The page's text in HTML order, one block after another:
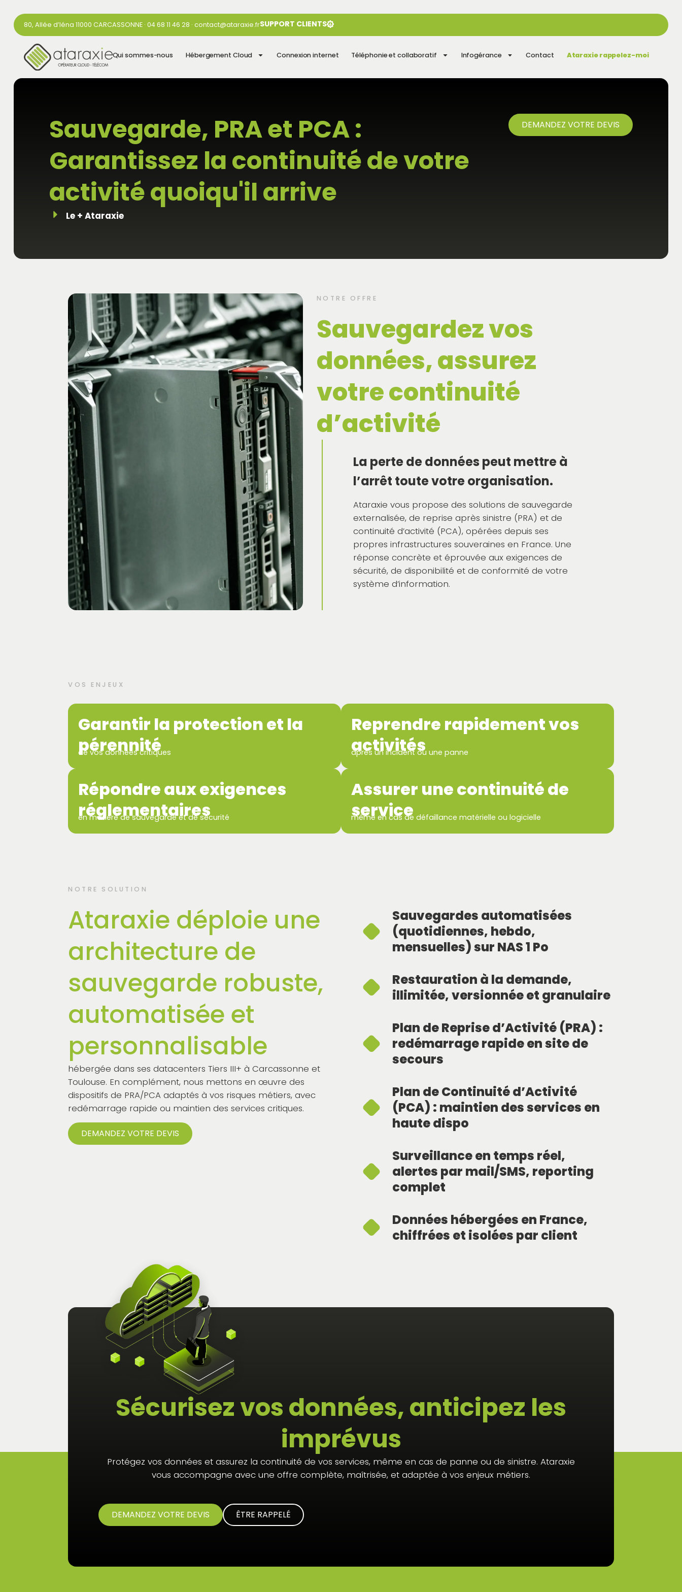
80, Allée d’Iéna 11000 CARCASSONNE · 04 68 11 46 28 · contact@ataraxie.frSUPPORT CLIENTS
Qui sommes-nous Hébergement Cloud Connexion internet Téléphonie et collaboratif Infogérance Contact Ataraxie rappelez-moi
Sauvegarde, PRA et PCA :
Garantissez la continuité de votre
activité quoiqu'il arrive
Le + Ataraxie
DEMANDEZ VOTRE DEVIS
NOTRE OFFRE
Sauvegardez vos
données, assurez
votre continuité
d’activité
La perte de données peut mettre à
l’arrêt toute votre organisation.
Ataraxie vous propose des solutions de sauvegarde
externalisée, de reprise après sinistre (PRA) et de
continuité d’activité (PCA), opérées depuis ses
propres infrastructures souveraines en France. Une
réponse concrète et éprouvée aux exigences de
sécurité, de disponibilité et de conformité de votre
système d’information.
VOS ENJEUX
Garantir la protection et la
pérennité
de vos données critiques
Reprendre rapidement vos
activités
après un incident ou une panne
Répondre aux exigences
réglementaires
en matière de sauvegarde et de sécurité
Assurer une continuité de
service
même en cas de défaillance matérielle ou logicielle
NOTRE SOLUTION
Ataraxie déploie une
architecture de
sauvegarde robuste,
automatisée et
personnalisable
hébergée dans ses datacenters Tiers III+ à Carcassonne et
Toulouse. En complément, nous mettons en œuvre des
dispositifs de PRA/PCA adaptés à vos risques métiers, avec
redémarrage rapide ou maintien des services critiques.
DEMANDEZ VOTRE DEVIS
Sauvegardes automatisées
(quotidiennes, hebdo,
mensuelles) sur NAS 1 Po
Restauration à la demande,
illimitée, versionnée et granulaire
Plan de Reprise d’Activité (PRA) :
redémarrage rapide en site de
secours
Plan de Continuité d’Activité
(PCA) : maintien des services en
haute dispo
Surveillance en temps réel,
alertes par mail/SMS, reporting
complet
Données hébergées en France,
chiffrées et isolées par client
Sécurisez vos données, anticipez les
imprévus
Protégez vos données et assurez la continuité de vos services, même en cas de panne ou de sinistre. Ataraxie
vous accompagne avec une offre complète, maîtrisée, et adaptée à vos enjeux métiers.
DEMANDEZ VOTRE DEVIS ÊTRE RAPPELÉ